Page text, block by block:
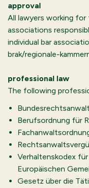
approval
All lawyers working
associations
individual bar
brak/regionale-
professional law
The following
Berufsordnung für
Verhaltenskodex
Europäischen
Gesetz über die